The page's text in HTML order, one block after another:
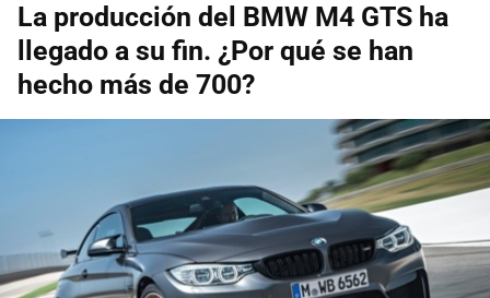
La producción del BMW M4 GTS ha
llegado a su fin. ¿Por qué se han
hecho más de 700?